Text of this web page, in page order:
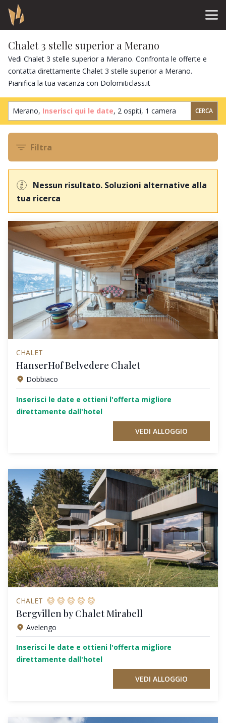
Chalet 3 stelle superior a Merano
Vedi Chalet 3 stelle superior a Merano. Confronta le offerte e
contatta direttamente Chalet 3 stelle superior a Merano.
Pianifica la tua vacanza con Dolomiticlass.it
Merano, Inserisci qui le date, 2 ospiti, 1 camera CERCA
Filtra
Nessun risultato. Soluzioni alternative alla
tua ricerca
CHALET
HanserHof Belvedere Chalet
Dobbiaco
Inserisci le date e ottieni l'offerta migliore
direttamente dall'hotel
VEDI ALLOGGIO
CHALET
Bergvillen by Chalet Mirabell
Avelengo
Inserisci le date e ottieni l'offerta migliore
direttamente dall'hotel
VEDI ALLOGGIO